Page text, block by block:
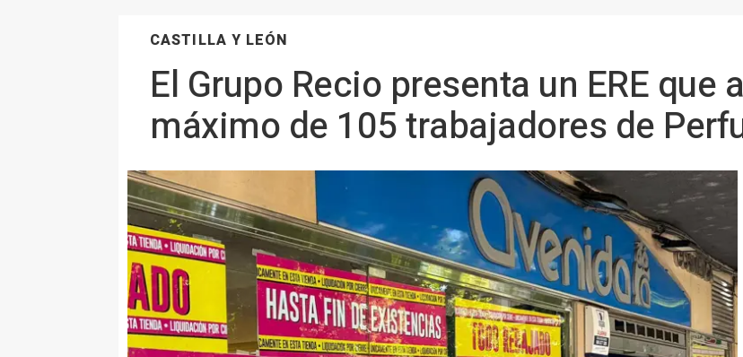
CASTILLA Y LEÓN
El Grupo Recio presenta un ERE que
máximo de 105 trabajadores de